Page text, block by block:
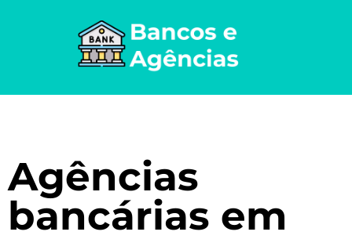
Agências
bancárias em